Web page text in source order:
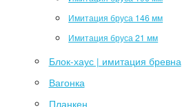
Имитация бруса 146 мм
Имитация бруса 21 мм
Блок-хаус | имитация бревна
Вагонка
Планкен